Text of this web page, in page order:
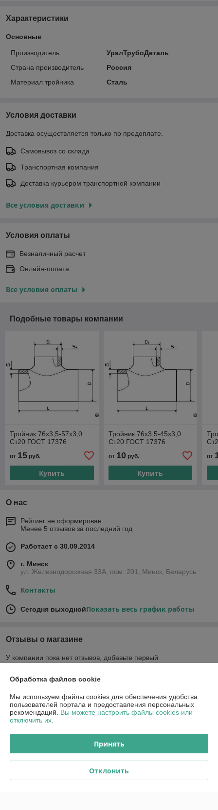
Характеристики
Основные
Производитель
УралТрубоДеталь
Страна производитель
Россия
Материал тройника
Сталь
Условия доставки
Доставка осуществляется только по предоплате.
Самовывоз со склада
Транспортная компания
Доставка курьером транспортной компании
Все условия доставки
Условия оплаты
Безналичный расчет
Онлайн-оплата
Все условия оплаты
Подобные товары компании
Тройник 76х3,5-57х3,0
Ст20 ГОСТ 17376
от 15 руб.
Купить
Тройник 76х3,5-45х3,0
Ст20 ГОСТ 17376
от 10руб.
Купить
от
О нас
Рейтинг не сформирован
Менее 5 отзывов за последний год
Работает с 30.09.2014
г. Минск
ул. Железнодорожная 33А, пом. 201, Минск, Беларусь
Контакты
Сегодня выходнойПоказать весь график работы
Отзывы о магазине
У компании пока нет отзывов, добавьте первый
Контакты
Доставка и оплата
График работы
Полная версия сайта
Обработка файлов cookie
Мы используем файлы cookies для обеспечения удобства
пользователей портала и предоставления персональных
рекомендаций. Вы можете настроить файлы cookies или
отключить их.
Принять
Отклонить